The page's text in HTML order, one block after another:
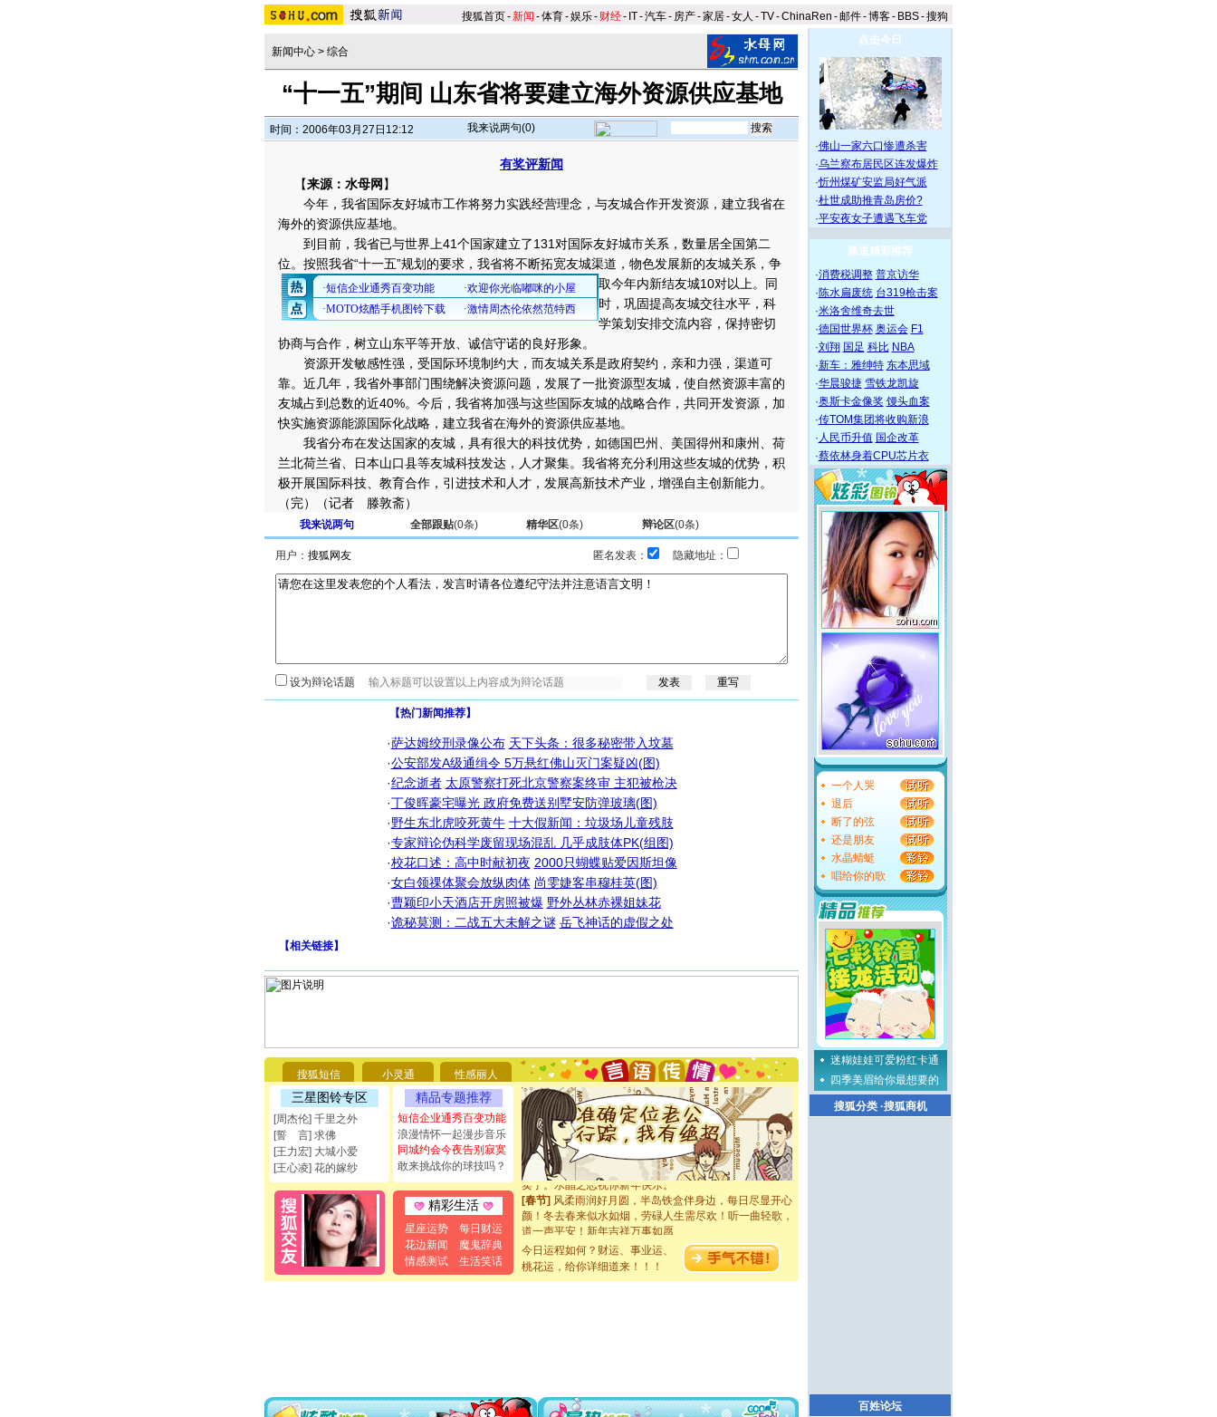
搜狐首页-新闻 -体育-娱乐- 财经- IT-汽车- 房产-家居-女人 -TV-ChinaRen -邮件-博客- BBS-搜狗
新闻中心 > 综合
“十一五”期间 山东省将要建立海外资源供应基地
时间：2006年03月27日12:12 我来说两句(0)
有奖评新闻
【来源：水母网 】
今年，我省国际友好城市工作将努力实践经营理念，与友城合作开发资源，建立我省在
海外的资源供应基地。
到目前，我省已与世界上41个国家建立了131对国际友好城市关系，数量居全国第二
位。按照我省“十一五”规划的要求，我省将不断拓宽友城渠道，物色发展新的友城关系，争
取今年内新结友城10对以上。 同
时，巩固提高友城交往水平，科
学策划安排交流内容，保持密切
协商与合作，树立山东平等开放、诚信守诺的良好形象。
资源开发敏感性强，受国际环境制约大，而友城关系是政府契约，亲和力强，渠道可
靠。近几年，我省外事部门围绕解决资源问题，发展了一批资源型友城，使自然资源丰富的
友城占到总数的近40%。今后，我省将加强与这些国际友城的战略合作，共同开发资源，加
快实施资源能源国际化战略，建立我省在海外的资源供应基地。
我省分布在发达国家的友城，具有很大的科技优势，如德国巴州、美国得州和康州、荷
兰北荷兰省、日本山口县等友城科技发达，人才聚集。我省将充分利用这些友城的优势，积
极开展国际科技、教育合作，引进技术和人才，发展高新技术产业，增强自主创新能力。
（完）（记者 滕敦斋）
我来说两句 全部跟贴(0条) 精华区(0条) 辩论区(0条)
用户： 匿名发表： 隐藏地址：
设为辩论话题
【热门新闻推荐】
·萨达姆绞刑录像公布 天下头条：很多秘密带入坟墓
·公安部发A级通缉令 5万悬红佛山灭门案疑凶(图)
·纪念逝者 太原警察打死北京警察案终审 主犯被枪决
·丁俊晖豪宅曝光 政府免费送别墅安防弹玻璃(图)
·野生东北虎咬死黄牛 十大假新闻：垃圾场儿童残肢
·专家辩论伪科学废留现场混乱 几乎成肢体PK(组图)
·校花口述：高中时献初夜 2000只蝴蝶贴爱因斯坦像
·女白领祼体聚会放纵肉体 尚雯婕客串穆桂英(图)
·曹颖印小天酒店开房照被爆 野外丛林赤裸姐妹花
·诡秘莫测：二战五大未解之谜 岳飞神话的虚假之处
【相关链接】
搜狐短信 小灵通 性感丽人
三星图铃专区
[周杰伦] 千里之外
[誓 言] 求佛
[王力宏] 大城小爱
[王心凌] 花的嫁纱
精品专题推荐
短信企业通秀百变功能
浪漫情怀一起漫步音乐
同城约会今夜告别寂寞
敢来挑战你的球技吗？
精彩生活
星座运势
每日财运
花边新闻
魔鬼辞典
情感测试
生活笑话
[圣诞节]圣诞节到了，想想没什么送给你的，又不打算给
[圣诞节]不只这样的日子才会想起你,而是这样的日子才
[元旦]看到你我会触电；看不到你我要充电；没有你我会
断电。爱你是我职业，想你是我事业，抱你是我特长，吻
你是我专业！水晶之恋祝你新年快乐
[元旦]如果上天让我许三个愿望，一是今生今世和你在一
起；二是再生再世和你在一起；三是三生三世和你不再分
离。水晶之恋祝你新年快乐
[元旦]当我狠下心扭头离去那一刻，你在我身后无助地哭
泣，这痛楚让我明白我多么爱你。我转身抱住你：这猪不
卖了。水晶之恋祝你新年快乐。
[春节] 风柔雨润好月圆，半岛铁盒伴身边，每日尽显开心
颜！冬去春来似水如烟，劳碌人生需尽欢！听一曲轻歌，
道一声平安！新年吉祥万事如愿
片叶子是希望，第三片叶子是爱情，第四片叶子是幸运。
送你一棵薰衣草，愿你新年快乐！
[元旦]看到你我会触电；看不到你我要充电；没有你我会
今日运程如何？财运、事业运、
桃花运，给你详细道来！！！
点击今日
·佛山一家六口惨遭杀害
·乌兰察布居民区连发爆炸
·忻州煤矿安监局好气派
·杜世成助推青岛房价?
·平安夜女子遭遇飞车党
频道精彩推荐
·消费税调整 普京访华
·陈水扁废统 台319枪击案
·米洛舍维奇去世
·德国世界杯 奥运会 F1
·刘翔 国足 科比 NBA
·新车：雅绅特 东本思域
·华晨骏捷 雪铁龙凯旋
·奥斯卡金像奖 馒头血案
·传TOM集团将收购新浪
· 人民币升值 国企改革
·蔡依林身着CPU芯片衣
一个人哭
退后
断了的弦
还是朋友
水晶蜻蜓
唱给你的歌
迷糊娃娃可爱粉红卡通
四季美眉给你最想要的
搜狐分类·搜狐商机
百姓论坛